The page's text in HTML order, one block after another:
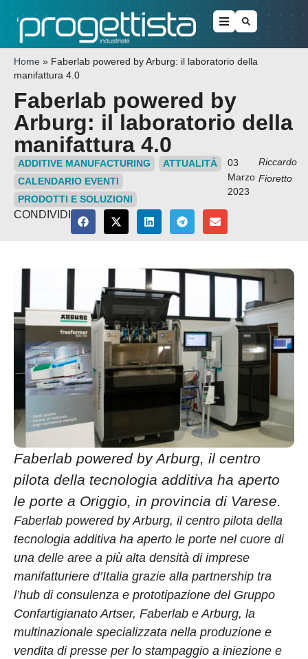
Home » Faberlab powered by Arburg: il laboratorio della
manifattura 4.0
Faberlab powered by
Arburg: il laboratorio della
manifattura 4.0
ADDITIVE MANUFACTURING
ATTUALITÀ
CALENDARIO EVENTI
PRODOTTI E SOLUZIONI
03
Marzo
2023
Riccardo
Fioretto
CONDIVIDI
Faberlab powered by Arburg, il centro
pilota della tecnologia additiva ha aperto
le porte a Origgio, in provincia di Varese.
Faberlab powered by Arburg, il centro pilota della
tecnologia additiva ha aperto le porte nel cuore di
una delle aree a più alta densità di imprese
manifatturiere d’Italia grazie alla partnership tra
l’hub di consulenza e prototipazione del Gruppo
Confartigianato Artser, Faberlab e Arburg, la
multinazionale specializzata nella produzione e
vendita di presse per lo stampaggio a iniezione e